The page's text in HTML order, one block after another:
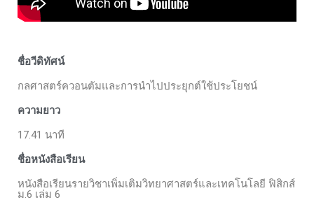
ชื่อวีดิทัศน์
กลศาสตร์ควอนตัมและการนำไปประยุกต์ใช้ประโยชน์
ความยาว
17.41 นาที
ชื่อหนังสือเรียน
หนังสือเรียนรายวิชาเพิ่มเติมวิทยาศาสตร์และเทคโนโลยี ฟิสิกส์
ม.6 เล่ม 6